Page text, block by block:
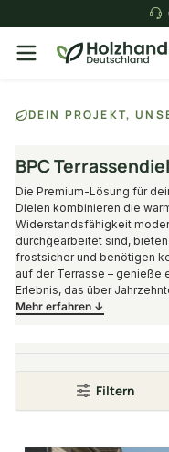
DEIN PROJEKT,
BPC
Die Premium-Lösung für
Dielen kombinieren die
Widerstandsfähigkeit
durchgearbeitet sind,
frostsicher und benötigen
auf der Terrasse –
Erlebnis, das über
Mehr erfahren ↓
Filtern